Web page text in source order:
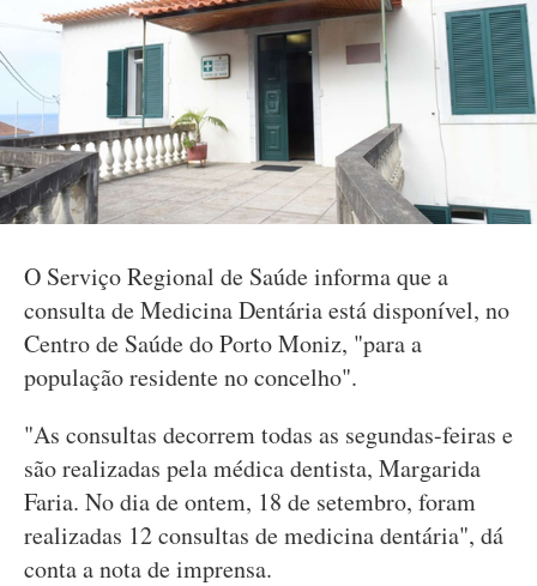
O Serviço Regional de Saúde informa que a
consulta de Medicina Dentária está disponível, no
Centro de Saúde do Porto Moniz, "para a
população residente no concelho".
"As consultas decorrem todas as segundas-feiras e
são realizadas pela médica dentista, Margarida
Faria. No dia de ontem, 18 de setembro, foram
realizadas 12 consultas de medicina dentária", dá
conta a nota de imprensa.